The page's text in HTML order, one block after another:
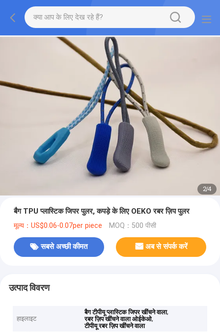
2/4
बैग TPU प्लास्टिक जिपर पुलर, कपड़े के लिए OEKO रबर ज़िप पुलर
मूल्य：US$0.06-0.07per piece MOQ：500 पीसी
सबसे अच्छी कीमत अब से संपर्क करें
उत्पाद विवरण
हाइलाइट
बैग टीपीयू प्लास्टिक जिपर खींचने वाला,
रबर ज़िप खींचने वाला ओईकेओ,
टीपीयू रबर ज़िप खींचने वाला